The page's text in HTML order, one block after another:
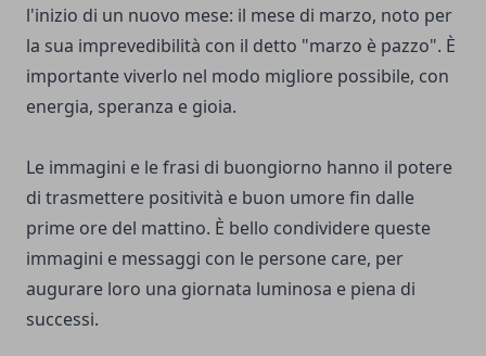
l'inizio di un nuovo mese: il mese di marzo, noto per
la sua imprevedibilità con il detto "marzo è pazzo". È
importante viverlo nel modo migliore possibile, con
energia, speranza e gioia.
Le immagini e le frasi di buongiorno hanno il potere
di trasmettere positività e buon umore fin dalle
prime ore del mattino. È bello condividere queste
immagini e messaggi con le persone care, per
augurare loro una giornata luminosa e piena di
successi.